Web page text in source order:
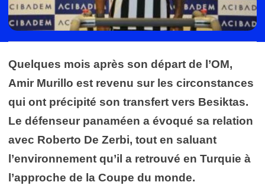
Quelques mois après son départ de l’OM,
Amir Murillo est revenu sur les circonstances
qui ont précipité son transfert vers Besiktas.
Le défenseur panaméen a évoqué sa relation
avec Roberto De Zerbi, tout en saluant
l’environnement qu’il a retrouvé en Turquie à
l’approche de la Coupe du monde.